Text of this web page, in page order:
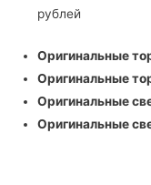
рублей
Оригинальные
Оригинальные
Оригинальные
Оригинальные